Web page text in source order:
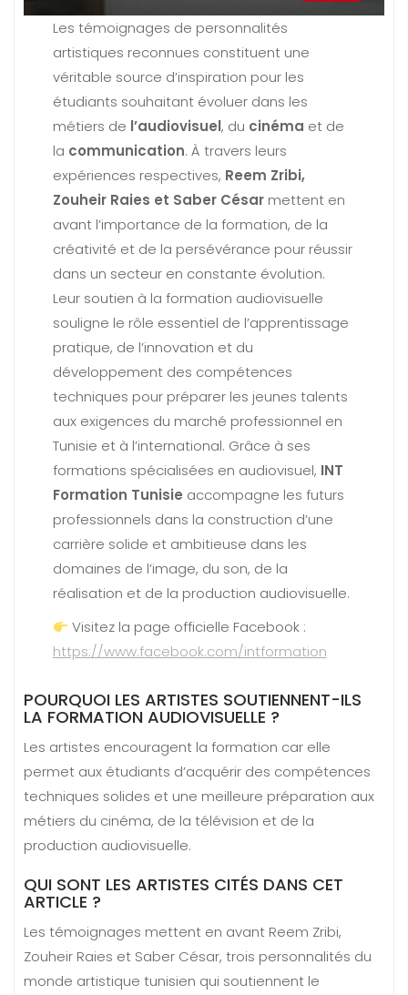
Les témoignages de personnalités
artistiques reconnues constituent une
véritable source d’inspiration pour les
étudiants souhaitant évoluer dans les
métiers de l’audiovisuel, du cinéma et de
la communication. À travers leurs
expériences respectives, Reem Zribi,
Zouheir Raies et Saber César mettent en
avant l’importance de la formation, de la
créativité et de la persévérance pour réussir
dans un secteur en constante évolution.
Leur soutien à la formation audiovisuelle
souligne le rôle essentiel de l’apprentissage
pratique, de l’innovation et du
développement des compétences
techniques pour préparer les jeunes talents
aux exigences du marché professionnel en
Tunisie et à l’international. Grâce à ses
formations spécialisées en audiovisuel, INT
Formation Tunisie accompagne les futurs
professionnels dans la construction d’une
carrière solide et ambitieuse dans les
domaines de l’image, du son, de la
réalisation et de la production audiovisuelle.
Visitez la page officielle Facebook :
https://www.facebook.com/intformation
POURQUOI LES ARTISTES SOUTIENNENT-ILS
LA FORMATION AUDIOVISUELLE ?
Les artistes encouragent la formation car elle
permet aux étudiants d’acquérir des compétences
techniques solides et une meilleure préparation aux
métiers du cinéma, de la télévision et de la
production audiovisuelle.
QUI SONT LES ARTISTES CITÉS DANS CET
ARTICLE ?
Les témoignages mettent en avant Reem Zribi,
Zouheir Raies et Saber César, trois personnalités du
monde artistique tunisien qui soutiennent le